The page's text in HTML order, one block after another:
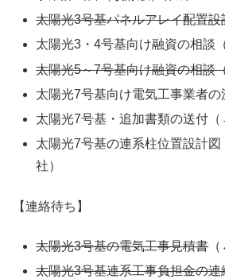
太陽光3号基パネルアレイ配置設
太陽光3・4号基向け融資の相談
太陽光5～7号基向け融資の相談
太陽光7号基向け電気工事業者の
太陽光7号基・追加書類の送付
太陽光7号基の連系柱位置設計
社）
【連絡待ち】
太陽光3号基の電気工事見積書（
太陽光3号基連系工事負担金の連